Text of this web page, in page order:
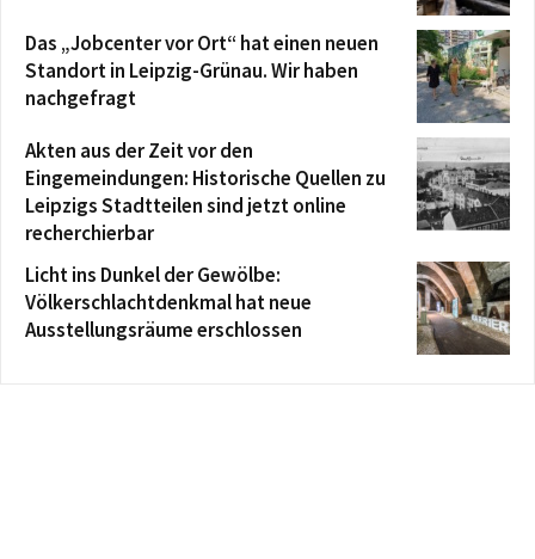
Das „Jobcenter vor Ort“ hat einen neuen
Standort in Leipzig-Grünau. Wir haben
nachgefragt
Akten aus der Zeit vor den
Eingemeindungen: Historische Quellen zu
Leipzigs Stadtteilen sind jetzt online
recherchierbar
Licht ins Dunkel der Gewölbe:
Völkerschlachtdenkmal hat neue
Ausstellungsräume erschlossen